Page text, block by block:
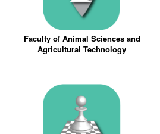
Faculty of Animal Sciences and
Agricultural Technology